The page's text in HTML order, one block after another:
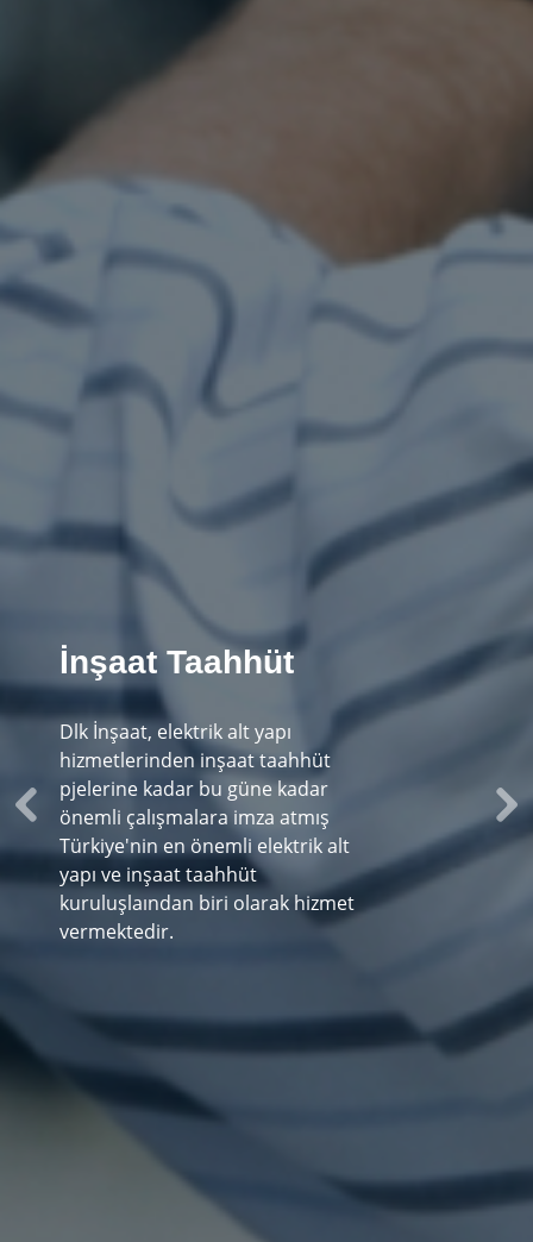
Elektrik Alt Yapı
Dlk İnşaat, elektrik alt yapı
önemli çalışmalara imza atmış
Türkiye'nin en önemli elektrik alt
yapı ve inşaat taahhüt
kuruluşlaından biri olarak hizmet
vermektedir.
Previous